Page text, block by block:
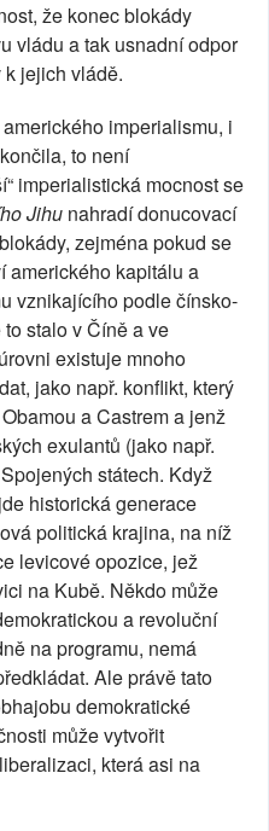
že konec blokády
vládu a tak usnadní odpor
jejich vládě.
imperialismu, i
to není
imperialistická mocnost se
Jihu nahradí donucovací
zejména pokud se
amerického kapitálu a
vznikajícího podle čínsko-
stalo v Číně a ve
existuje mnoho
jako např. konflikt, který
a Castrem a jenž
exulantů (jako např.
státech. Když
historická generace
politická krajina, na níž
levicové opozice, jež
na Kubě. Někdo může
a revoluční
na programu, nemá
Ale právě tato
demokratické
může vytvořit
která asi na